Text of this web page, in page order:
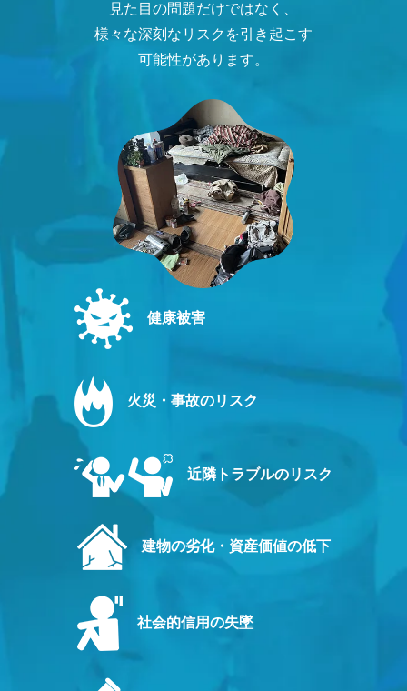
見た目の問題だけではなく、
様々な深刻なリスクを引き起こす
可能性があります。
健康被害
火災・事故のリスク
近隣トラブルのリスク
建物の劣化・資産価値の低下
社会的信用の失墜